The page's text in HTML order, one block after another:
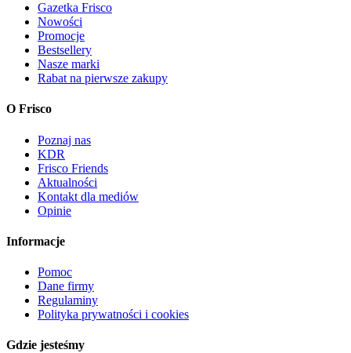
Gazetka Frisco
Nowości
Promocje
Bestsellery
Nasze marki
Rabat na pierwsze zakupy
O Frisco
Poznaj nas
KDR
Frisco Friends
Aktualności
Kontakt dla mediów
Opinie
Informacje
Pomoc
Dane firmy
Regulaminy
Polityka prywatności i cookies
Gdzie jesteśmy